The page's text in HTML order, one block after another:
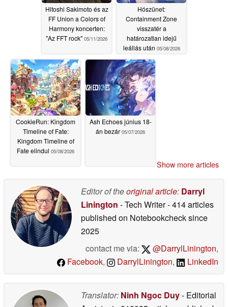
Hitoshi Sakimoto és az
FF Union a Colors of
Harmony koncerten:
"Az FFT rock" 05/11/2026
Hószünet:
Containment Zone
visszatér a
határozatlan idejű
leállás után 05/08/2026
CookieRun: Kingdom
Timeline of Fate:
Kingdom Timeline of
Fate elindul 05/08/2026
Ash Echoes június 18-
án bezár 05/07/2026
Show more articles
Editor of theoriginal article: Darryl
Linington - Tech Writer- 414 articles
published on Notebookchecksince
2025
contact me via:
@DarrylLinington,
Facebook, DarrylLinington, LinkedIn
Translator: Ninh Ngoc Duy- Editorial